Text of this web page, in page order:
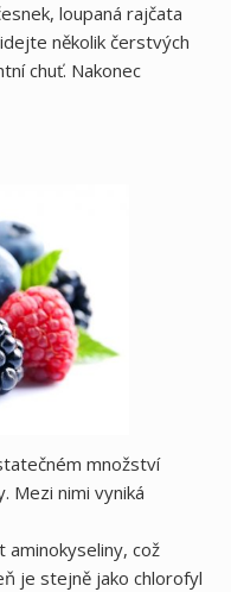
loupaná rajčata
několik čerstvých
chuť. Nakonec
množství
Mezi nimi vyniká
což
je stejně jako chlorofyl